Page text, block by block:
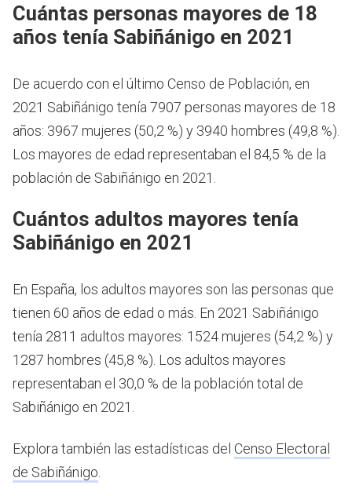
Cuántas personas mayores de 18
años tenía Sabiñánigo en 2021
De acuerdo con el último Censo de Población, en
2021 Sabiñánigo tenía 7907 personas mayores de 18
años: 3967 mujeres (50,2 %) y 3940 hombres (49,8 %).
Los mayores de edad representaban el 84,5 % de la
población de Sabiñánigo en 2021.
Cuántos adultos mayores tenía
Sabiñánigo en 2021
En España, los adultos mayores son las personas que
tienen 60 años de edad o más. En 2021 Sabiñánigo
tenía 2811 adultos mayores: 1524 mujeres (54,2 %) y
1287 hombres (45,8 %). Los adultos mayores
representaban el 30,0 % de la población total de
Sabiñánigo en 2021.
Explora también las estadísticas del Censo Electoral
de Sabiñánigo